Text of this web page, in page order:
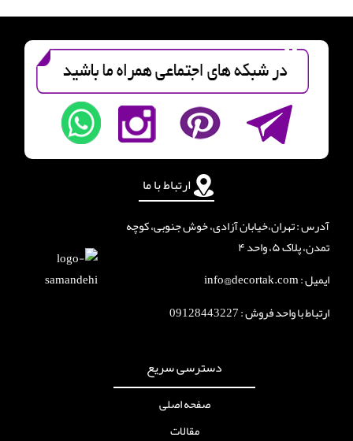
دسترسی سریع
صفحه اصلی
مقالات
ارتباط با ما
آدرس : تهران،خیابان آزادی، خوش جنوبی، کوچه
تمدن، پلاک ۵، واحد ۴
ایمیل : info@decortak.com
ارتباط با واحد فروش :09128443227